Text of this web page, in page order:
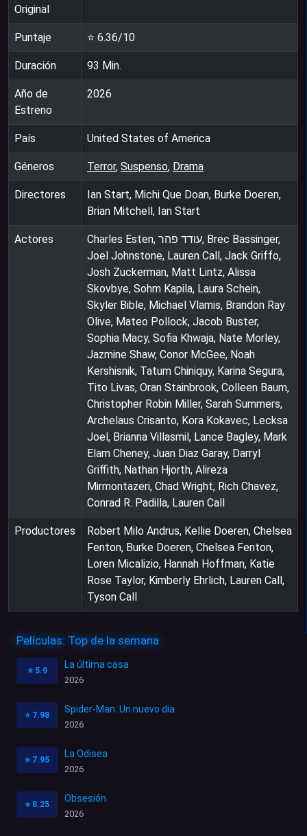
Original
Puntaje ⭐ 6.36/10
Duración 93 Min.
Año de
Estreno
2026
País United States of America
Géneros Terror, Suspenso, Drama
Directores
Ian Start, Michi Que Doan, Burke Doeren,
Brian Mitchell, Ian Start
Actores
Charles Esten, עודד פהר, Brec Bassinger,
Joel Johnstone, Lauren Call, Jack Griffo,
Josh Zuckerman, Matt Lintz, Alissa
Skovbye, Sohm Kapila, Laura Schein,
Skyler Bible, Michael Vlamis, Brandon Ray
Olive, Mateo Pollock, Jacob Buster,
Sophia Macy, Sofia Khwaja, Nate Morley,
Jazmine Shaw, Conor McGee, Noah
Kershisnik, Tatum Chiniquy, Karina Segura,
Tito Livas, Oran Stainbrook, Colleen Baum,
Christopher Robin Miller, Sarah Summers,
Archelaus Crisanto, Kora Kokavec, Lecksa
Joel, Brianna Villasmil, Lance Bagley, Mark
Elam Cheney, Juan Diaz Garay, Darryl
Griffith, Nathan Hjorth, Alireza
Mirmontazeri, Chad Wright, Rich Chavez,
Conrad R. Padilla, Lauren Call
Productores
Robert Milo Andrus, Kellie Doeren, Chelsea
Fenton, Burke Doeren, Chelsea Fenton,
Loren Micalizio, Hannah Hoffman, Katie
Rose Taylor, Kimberly Ehrlich, Lauren Call,
Tyson Call
Películas: Top de la semana
⭐ 5.9
La última casa
2026
⭐ 7.98
Spider-Man: Un nuevo día
2026
⭐ 7.95
La Odisea
2026
⭐ 8.25
Obsesión
2026